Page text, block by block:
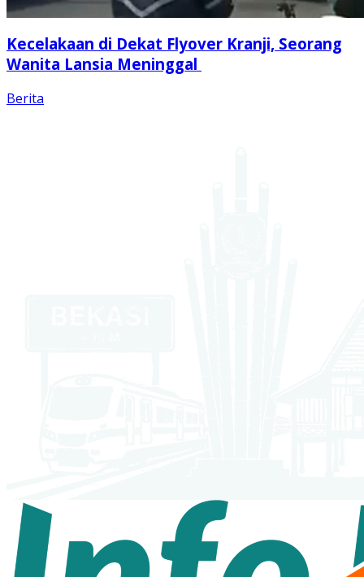
Kecelakaan di Dekat Flyover Kranji, Seorang
Wanita Lansia Meninggal
Berita